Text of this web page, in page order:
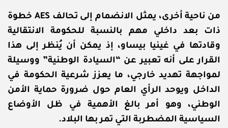
من ناحية أخرى، يمثل الانضمام إلى تحالف AES خطوة
ذات بعد داخلي مهم بالنسبة للحكومة الانتقالية
وقادتها في غينيا بيساو، إذ يمكن أن يُنظر إلى هذا
القرار على أنه تعبير عن “السيادة الوطنية” ووسيلة
لمواجهة تهديد خارجي، ما يعزز شرعية الحكومة في
الداخل ويوحد الرأي العام حول ضرورة حماية الأمن
الوطني، وهو أمر بالغ الأهمية في ظل الأوضاع
السياسية المضطربة التي تمر بها البلاد.